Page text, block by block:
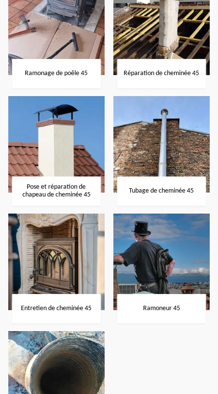
Ramonage de poêle 45 Réparation de cheminée 45
Pose et réparation de
chapeau de cheminée 45
Tubage de cheminée 45
Entretien de cheminée 45 Ramoneur 45